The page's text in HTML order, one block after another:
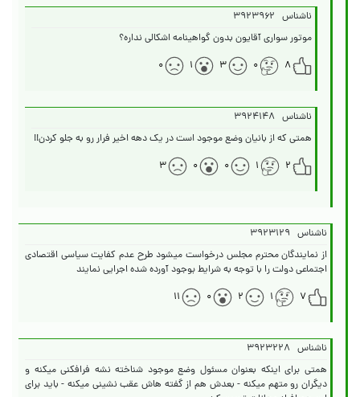
ناشناس ۳۹۲۳۹۶۲
موتور سواری آقایون بدون گواهینامه اشکالی نداره؟
۸
۰ ۳ ۱ ۰
ناشناس ۳۹۲۴۱۴۸
همتی که از بانیان وضع موجود است در یک دهه اخیر فرار رو به جلو کردن!!
۲
۱ ۰ ۰ ۳
ناشناس ۳۹۲۳۱۲۹
از نمایندگان محترم مجلس درخواست میشود طرح عدم کفایت سیاسی اقتصادی
اجتماعی دولت را با توجه به شرایط بوجود آورده شده اجرایی نمایند
۷
۱ ۲ ۰ ۱۱
ناشناس ۳۹۲۳۲۲۸
همتی برای اینکه بعنوان مسئول وضع موجود شناخته نشه فرافکنی میکنه و
دیگران رو متهم میکنه - بعدش هم از گفته هاش عقب نشینی میکنه - باید برای